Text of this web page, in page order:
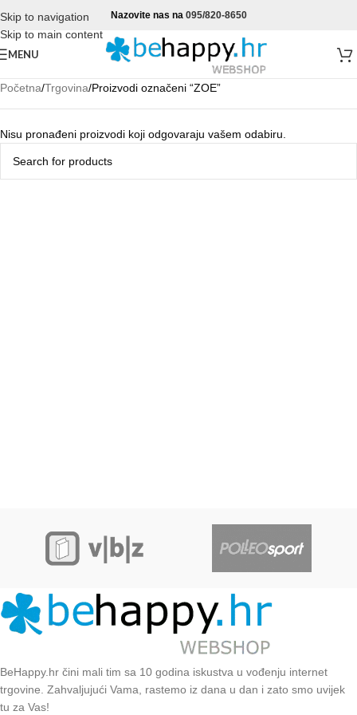
Skip to navigation
Skip to main content
Nazovite nas na 095/820-8650
MENU
Početna Trgovina Proizvodi označeni “ZOE”
Nisu pronađeni proizvodi koji odgovaraju vašem odabiru.
BeHappy.hr čini mali tim sa 10 godina iskustva u vođenju internet
trgovine. Zahvaljujući Vama, rastemo iz dana u dan i zato smo uvijek
tu za Vas!